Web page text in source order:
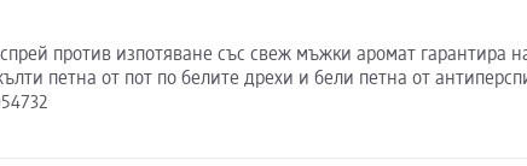
против изпотяване със свеж мъжки аромат
петна от пот по белите дрехи и бели петна от